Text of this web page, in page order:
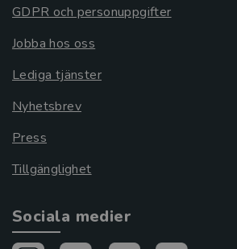
GDPR och personuppgifter
Jobba hos oss
Lediga tjänster
Nyhetsbrev
Press
Tillgänglighet
Sociala medier